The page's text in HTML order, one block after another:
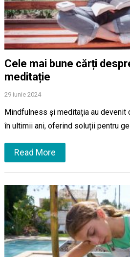
Cele mai bune cărți
meditație
29 iunie 2024
Mindfulness și meditația au devenit
în ultimii ani, oferind soluții pentru
Read More